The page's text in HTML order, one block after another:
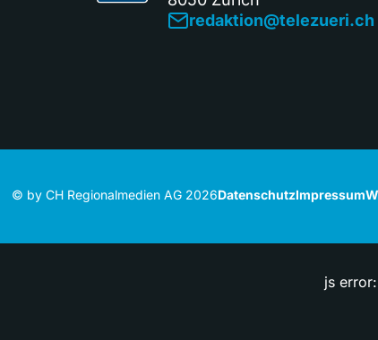
redaktion@telezueri.ch
© by CH Regionalmedien AG 2026DatenschutzImpressum
js